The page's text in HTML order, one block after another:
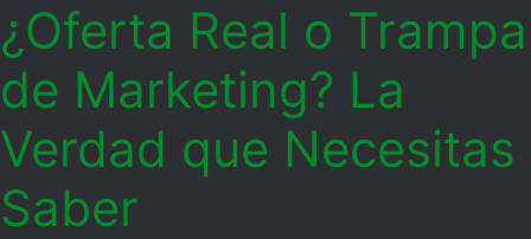
¿Oferta Real o Trampa
de Marketing? La
Verdad que Necesitas
Saber